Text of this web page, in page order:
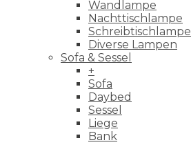
Wandlampe
Nachttischlampe
Schreibtischlampe
Diverse Lampen
Sofa & Sessel
+
Sofa
Daybed
Sessel
Liege
Bank